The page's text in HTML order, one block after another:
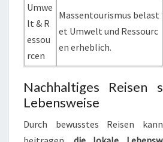
Umwe
lt & R
essou
rcen
Massentourismus belast
et Umwelt und Ressourc
en erheblich.
Nachhaltiges Reisen
Lebensweise
Durch bewusstes Reisen